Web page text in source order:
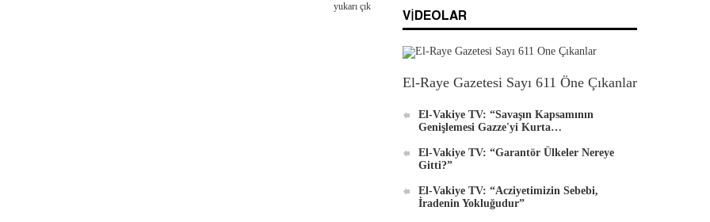
yukarı çık
VIDEOLAR
El-Raye Gazetesi Sayı 611 Öne Çıkanlar
El-Vakiye TV: “Savaşın Kapsamının
Genişlemesi Gazze'yi Kurta…
El-Vakiye TV: “Garantör Ülkeler Nereye
Gitti?”
El-Vakiye TV: “Acziyetimizin Sebebi,
İradenin Yokluğudur”